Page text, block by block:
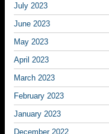
July 2023
June 2023
May 2023
April 2023
March 2023
February 2023
January 2023
December 2022